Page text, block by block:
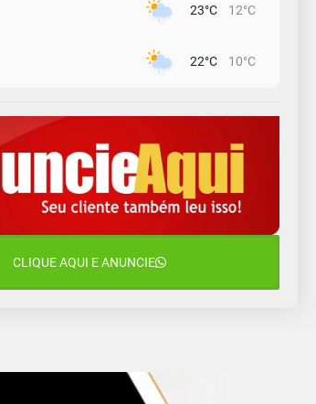
23°C 12°C
22°C 10°C
16°C 12°C
15°C 8°C
CLIQUE AQUI E ANUNCIE